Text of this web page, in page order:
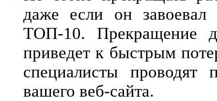
даже если он
ТОП-10. Прекращение
приведет к быстрым
специалисты проводят
вашего веб-сайта.